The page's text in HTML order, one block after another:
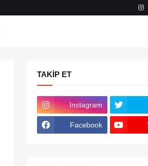
TAKIP ET
Instagram
Facebook